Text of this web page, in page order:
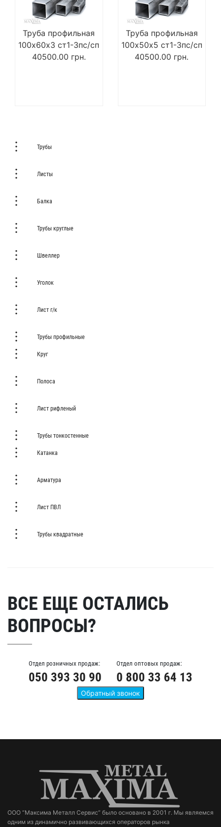
Труба профильная
100х60х3 ст1-3пс/сп
40500.00 грн.
Труба профильная
100х50х5 ст1-3пс/сп
40500.00 грн.
Трубы
Листы
Балка
Трубы круглые
Швеллер
Уголок
Лист г/к
Трубы профильные
Круг
Полоса
Лист рифленый
Трубы тонкостенные
Катанка
Арматура
Лист ПВЛ
Трубы квадратные
ВСЕ ЕЩЕ ОСТАЛИСЬ
ВОПРОСЫ?
Отдел розничных продаж:
050 393 30 90
Отдел оптовых продаж:
0 800 33 64 13
ООО “Максима Металл Сервис” было основано в 2001 г. Мы являемся
одним из динамично развивающихся операторов рынка